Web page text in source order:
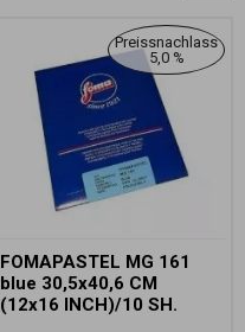
Preissnachlass
5,0 %
FOMAPASTEL MG 161
blue 30,5x40,6 CM
(12x16 INCH)/10 SH.